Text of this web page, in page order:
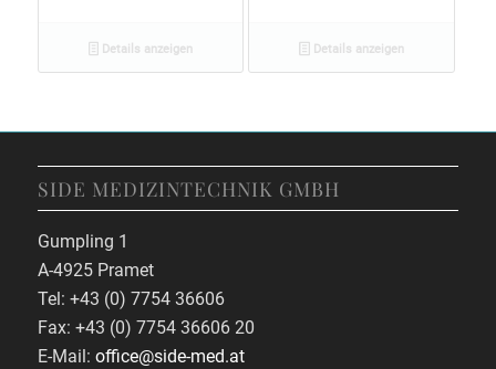
Details anzeigen Details anzeigen
SIDE MEDIZINTECHNIK GMBH
Gumpling 1
A-4925 Pramet
Tel: +43 (0) 7754 36606
Fax: +43 (0) 7754 36606 20
E-Mail: office@side-med.at